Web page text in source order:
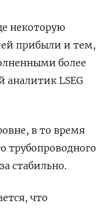
некоторую
прибыли и тем,
более
аналитик LSEG
в то время
трубопроводного
стабильно.
что